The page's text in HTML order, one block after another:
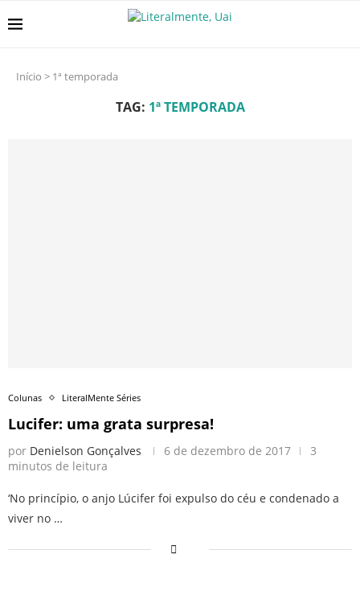
Início > 1ª temporada
TAG: 1ª TEMPORADA
Colunas LiteralMente Séries
Lucifer: uma grata surpresa!
por Denielson Gonçalves 6 de dezembro de 2017
3
minutos de leitura
‘No princípio, o anjo Lúcifer foi expulso do céu e condenado a
viver no …